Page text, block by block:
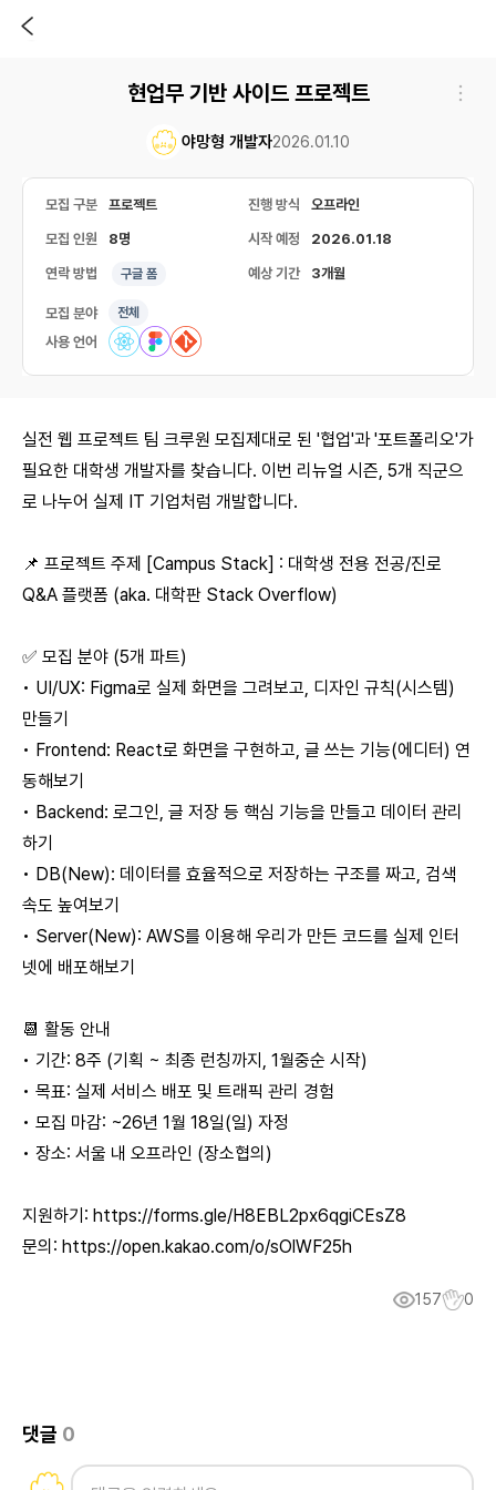
현업무 기반 사이드 프로젝트
야망형 개발자2026.01.10
모집 구분 프로젝트 진행 방식 오프라인
모집 인원 8명 시작 예정 2026.01.18
연락 방법 구글 폼 예상 기간 3개월
모집 분야 전체
사용 언어
실전 웹 프로젝트 팀 크루원 모집제대로 된 '협업'과 '포트폴리오'가
필요한 대학생 개발자를 찾습니다. 이번 리뉴얼 시즌, 5개 직군으
로 나누어 실제 IT 기업처럼 개발합니다.
📌 프로젝트 주제 [Campus Stack] : 대학생 전용 전공/진로
Q&A 플랫폼 (aka. 대학판 Stack Overflow)
✅ 모집 분야 (5개 파트)
• UI/UX: Figma로 실제 화면을 그려보고, 디자인 규칙(시스템)
만들기
• Frontend: React로 화면을 구현하고, 글 쓰는 기능(에디터) 연
동해보기
• Backend: 로그인, 글 저장 등 핵심 기능을 만들고 데이터 관리
하기
• DB(New): 데이터를 효율적으로 저장하는 구조를 짜고, 검색
속도 높여보기
• Server(New): AWS를 이용해 우리가 만든 코드를 실제 인터
넷에 배포해보기
📆 활동 안내
• 기간: 8주 (기획 ~ 최종 런칭까지, 1월중순 시작)
• 목표: 실제 서비스 배포 및 트래픽 관리 경험
• 모집 마감: ~26년 1월 18일(일) 자정
• 장소: 서울 내 오프라인 (장소협의)
지원하기: https://forms.gle/H8EBL2px6qgiCEsZ8
문의: https://open.kakao.com/o/sOlWF25h
157 0
댓글 0